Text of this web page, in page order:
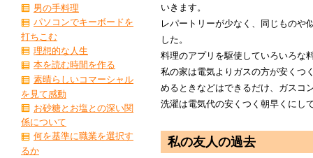
いきます。
レパートリーが少なく、同じものや
した。
料理のアプリを駆使していろいろな
私の家は電気よりガスの方が安くつ
めるときなどはできるだけ、ガスコ
洗濯は電気代の安くつく朝早くにし
私の友人の過去
男の手料理
パソコンでキーボードを
打ちこむ
理想的な人生
本を読む時間を作る
素晴らしいコマーシャル
を見て感動
お砂糖とお塩との深い関
係について
何を基準に職業を選択す
るか